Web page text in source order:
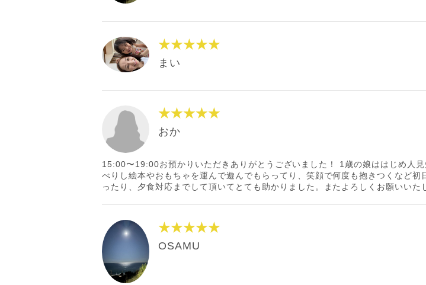
★★★★★
まい
★★★★★
おか
15:00〜19:00お預かりいただきありがとうございました！ 1歳の娘ははじめ人
べりし絵本やおもちゃを運んで遊んでもらってり、笑顔で何度も抱きつくなど
ったり、夕食対応までして頂いてとても助かりました。またよろしくお願いいた
★★★★★
OSAMU